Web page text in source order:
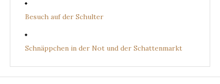
Besuch auf der Schulter
Schnäppchen in der Not und der Schattenmarkt